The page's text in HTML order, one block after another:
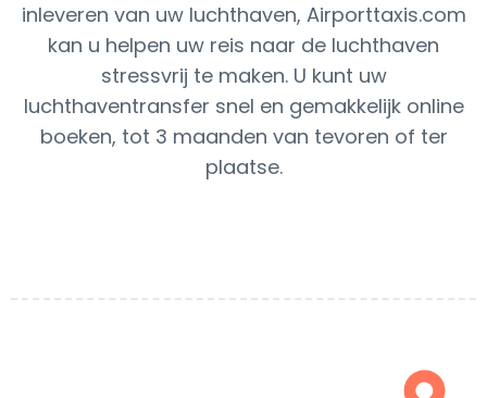
inleveren van uw luchthaven, Airporttaxis.com
kan u helpen uw reis naar de luchthaven
stressvrij te maken. U kunt uw
luchthaventransfer snel en gemakkelijk online
boeken, tot 3 maanden van tevoren of ter
plaatse.